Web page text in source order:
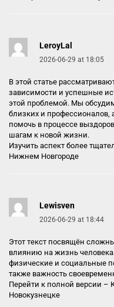
LeroyLal
2026-06-29 at 18:05
В этой статье
зависимости и успешные
этой проблемой. Мы
близких и профессионалов,
помочь в процессе
шагам к новой жизни.
Изучить аспект более
Нижнем Новгороде
Lewisven
2026-06-29 at 18:44
Этот текст посвящён
влиянию на жизнь
физические и социальные
также важность
Перейти к полной версии –
Новокузнецке